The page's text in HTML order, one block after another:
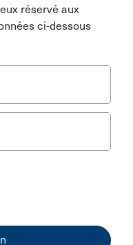
réservé aux
ci-dessous